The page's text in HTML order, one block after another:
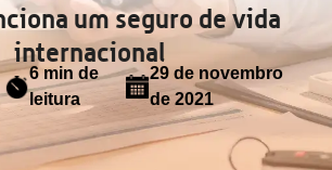
um seguro de vida
internacional
6 min de
leitura
29 de novembro
de 2021